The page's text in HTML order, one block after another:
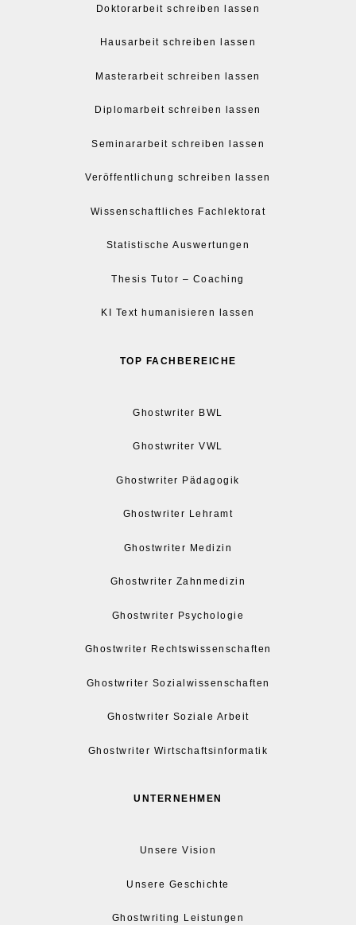
Doktorarbeit schreiben lassen
Hausarbeit schreiben lassen
Masterarbeit schreiben lassen
Diplomarbeit schreiben lassen
Seminararbeit schreiben lassen
Veröffentlichung schreiben lassen
Wissenschaftliches Fachlektorat
Statistische Auswertungen
Thesis Tutor – Coaching
KI Text humanisieren lassen
TOP FACHBEREICHE
Ghostwriter BWL
Ghostwriter VWL
Ghostwriter Pädagogik
Ghostwriter Lehramt
Ghostwriter Medizin
Ghostwriter Zahnmedizin
Ghostwriter Psychologie
Ghostwriter Rechtswissenschaften
Ghostwriter Sozialwissenschaften
Ghostwriter Soziale Arbeit
Ghostwriter Wirtschaftsinformatik
UNTERNEHMEN
Unsere Vision
Unsere Geschichte
Ghostwriting Leistungen